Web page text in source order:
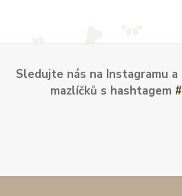
Sledujte nás na Instagramu
mazlíčků s hashtagem